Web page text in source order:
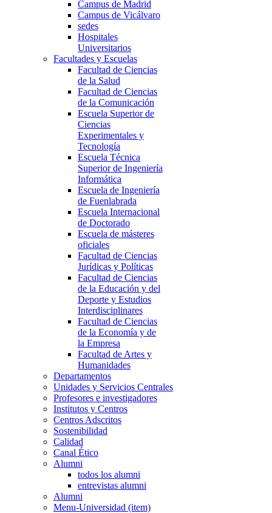
Campus de Madrid
Campus de Vicálvaro
sedes
Hospitales
Universitarios
Facultades y Escuelas
Facultad de Ciencias
de la Salud
Facultad de Ciencias
de la Comunicación
Escuela Superior de
Ciencias
Experimentales y
Tecnología
Escuela Técnica
Superior de Ingeniería
Informática
Escuela de Ingeniería
de Fuenlabrada
Escuela Internacional
de Doctorado
Escuela de másteres
oficiales
Facultad de Ciencias
Jurídicas y Políticas
Facultad de Ciencias
de la Educación y del
Deporte y Estudios
Interdisciplinares
Facultad de Ciencias
de la Economía y de
la Empresa
Facultad de Artes y
Humanidades
Departamentos
Unidades y Servicios Centrales
Profesores e investigadores
Institutos y Centros
Centros Adscritos
Sostenibilidad
Calidad
Canal Ético
Alumni
todos los alumni
entrevistas alumni
Alumni
Menu-Universidad (item)